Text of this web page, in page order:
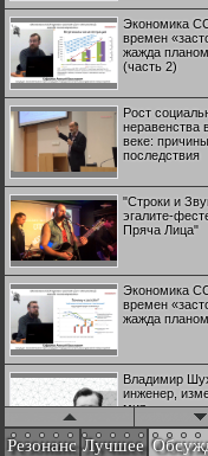
Экономика
времен
жажда
(часть 2)
Рост
неравенства
веке:
последствия
"Строки и
эгалите-
Пряча Лица"
Экономика
времен
жажда
Владимир
инженер,
мир
Резонанс Лучшее